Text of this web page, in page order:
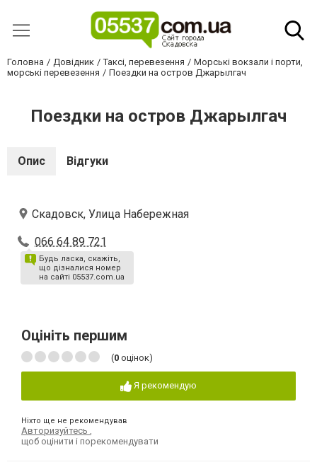
Головна Довідник Таксі, перевезення
Морські вокзали і порти,
морські перевезення
Поездки на остров Джарылгач
Поездки на остров Джарылгач
Опис Відгуки
Скадовск, Улица Набережная
066 64 89 721
Будь ласка, скажіть,
що дізналися номер
на сайті 05537.com.ua
Оцініть першим
(0 оцінок)
Я рекомендую
Ніхто ще не рекомендував
Авторизуйтесь
щоб оцінити і порекомендувати